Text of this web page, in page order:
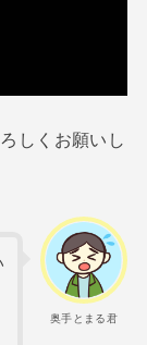
しくお願いし
奥手とまる君